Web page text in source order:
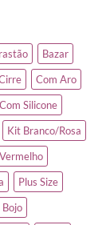
Bazar
Com Aro
Com Silicone
Kit Branco/Rosa
Plus Size
Bojo